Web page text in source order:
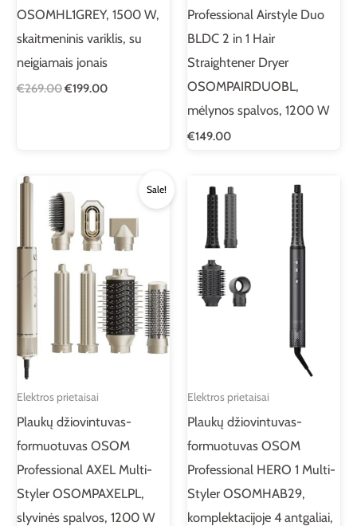
OSOMHL1GREY, 1500 W,
skaitmeninis variklis, su
neigiamais jonais
€269.00€199.00
Professional Airstyle Duo
BLDC 2 in 1 Hair
Straightener Dryer
OSOMPAIRDUOBL,
mėlynos spalvos, 1200 W
€149.00
Sale!
Elektros prietaisai
Plaukų džiovintuvas-
formuotuvas OSOM
Professional AXEL Multi-
Styler OSOMPAXELPL,
slyvinės spalvos, 1200 W
price
was:
€169.00.
is:
€118.00.
Elektros prietaisai
Plaukų džiovintuvas-
formuotuvas OSOM
Professional HERO 1 Multi-
Styler OSOMHAB29,
komplektacijoje 4 antgaliai,